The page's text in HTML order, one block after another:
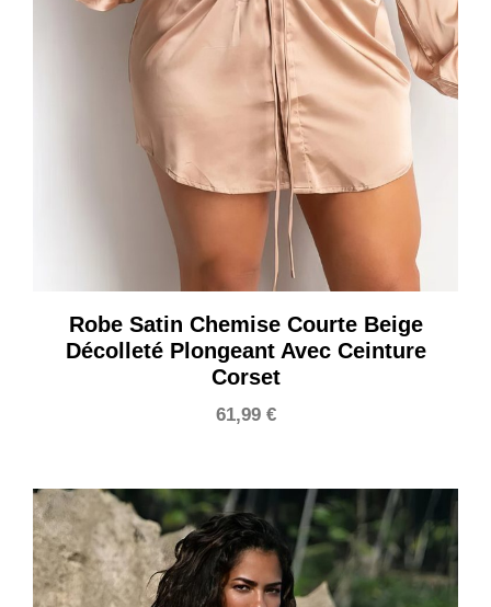
Robe Satin Chemise Courte Beige
Décolleté Plongeant Avec Ceinture
Corset
61,99 €